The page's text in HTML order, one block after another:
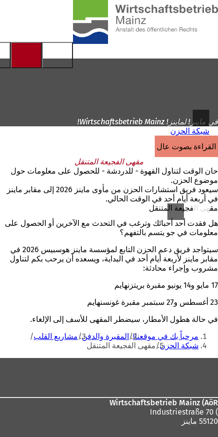
إلى
الصفحة
في ماينز! لماينز! Wirtschaftsbetrieb Mainz!
شبكة الحزن
القراءة بصوت عالٍ
مقهى الفجيعة المتنقل
حان الوقت لتناول القهوة - للدردشة - للحصول على معلومات حول
موضوع الحزن.
سيعود فريق استشارات الحزن من مأوى ماينز 2026 إلى مقابر ماينز
في أربعة أيام أحد في الوقت الحالي.
مقهى الفجيعة المتنقل
هل فقدت أحد أحبائك وترغب في التحدث مع الآخرين أو الحصول على
معلومات في جو يتسم بالتفهم؟
سيتواجد فريق دعم الحزن التابع لمؤسسة ماينز هوسبيس 2026 في
مقابر ماينز لأربعة أيام أحد في البداية، ويسعده أن يرحب بكم لتناول
مشروب وإجراء محادثة:
17 مايو و14 يونيو مقبرة بريتزنهايم
23 أغسطس و27 سبتمبر مقبرة غونسنهايم
في حالة هطول الأمطار، سيضطر المقهى للأسف إلى الإلغاء.
أنت
هنا
مرحباً بك في موقعنا! المقبرة والدفن مشاريع القلب
شبكة الحزن مقهى الفجيعة المتنقل
Wirtschaftsbetrieb Mainz (AöR
) Industriestraße 70
55120 ماينز